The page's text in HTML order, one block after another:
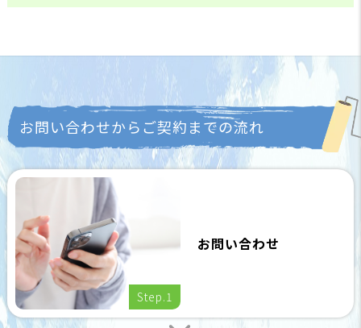
お問い合わせからご契約までの流れ
Step.1
お問い合わせ